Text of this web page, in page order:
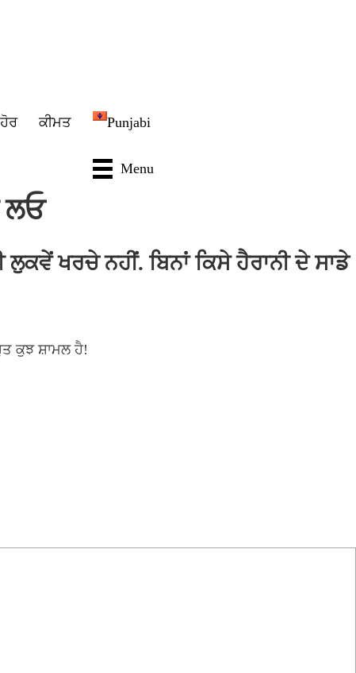
ਹੋਰ ਕੀਮਤ Punjabi
Menu
ਲਓ
ਖਰਚੇ ਨਹੀਂ. ਬਿਨਾਂ ਕਿਸੇ ਹੈਰਾਨੀ ਦੇ ਸਾਡੇ
ਕੁਝ ਸ਼ਾਮਲ ਹੈ!